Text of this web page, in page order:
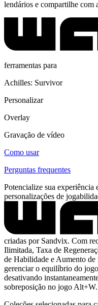
lendários e compartilhe com
ferramentas para
Achilles: Survivor
Personalizar
Overlay
Gravação de vídeo
Como usar
Perguntas frequentes
Potencialize sua
personalizações de
criadas por Sandvix. Com
Ilimitada, Taxa de
de Habilidade e Aumento
gerenciar o equilíbrio do
desativando
sobreposição no jogo Alt+W.